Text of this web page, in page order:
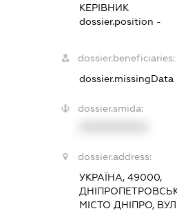
КЕРІВНИК
dossier.position -
dossier.beneficiaries:
dossier.missingData
dossier.smida:
dossier.address:
УКРАЇНА, 49000,
МІСТО ДНІПРО,